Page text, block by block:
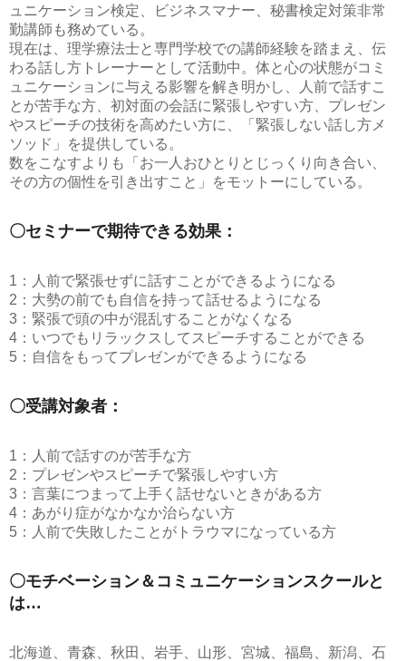
ュニケーション検定、ビジネスマナー、秘書検定対策非常
勤講師も務めている。
現在は、理学療法士と専門学校での講師経験を踏まえ、伝
わる話し方トレーナーとして活動中。体と心の状態がコミ
ュニケーションに与える影響を解き明かし、人前で話すこ
とが苦手な方、初対面の会話に緊張しやすい方、プレゼン
やスピーチの技術を高めたい方に、「緊張しない話し方メ
ソッド」を提供している。
数をこなすよりも「お一人おひとりとじっくり向き合い、
その方の個性を引き出すこと」をモットーにしている。
〇セミナーで期待できる効果：
1：人前で緊張せずに話すことができるようになる
2：大勢の前でも自信を持って話せるようになる
3：緊張で頭の中が混乱することがなくなる
4：いつでもリラックスしてスピーチすることができる
5：自信をもってプレゼンができるようになる
〇受講対象者：
1：人前で話すのが苦手な方
2：プレゼンやスピーチで緊張しやすい方
3：言葉につまって上手く話せないときがある方
4：あがり症がなかなか治らない方
5：人前で失敗したことがトラウマになっている方
〇モチベーション＆コミュニケーションスクールと
は…
北海道、青森、秋田、岩手、山形、宮城、福島、新潟、石